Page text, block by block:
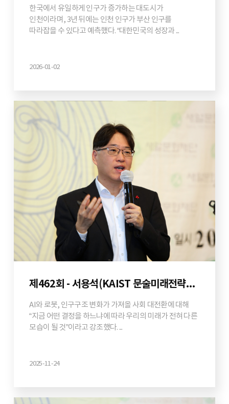
한국에서 유일하게 인구가 증가하는 대도시가
인천이라며, 3년 뒤에는 인천 인구가 부산 인구를
따라잡을 수 있다고 예측했다. “대한민국의 성장과 ...
2026-01-02
제462회 - 서용석(KAIST 문술미래전략대학원 교수)
AI와 로봇, 인구구조 변화가 가져올 사회 대전환에 대해
“지금 어떤 결정을 하느냐에 따라 우리의 미래가 전혀 다른
모습이 될 것”이라고 강조했다. ...
2025-11-24